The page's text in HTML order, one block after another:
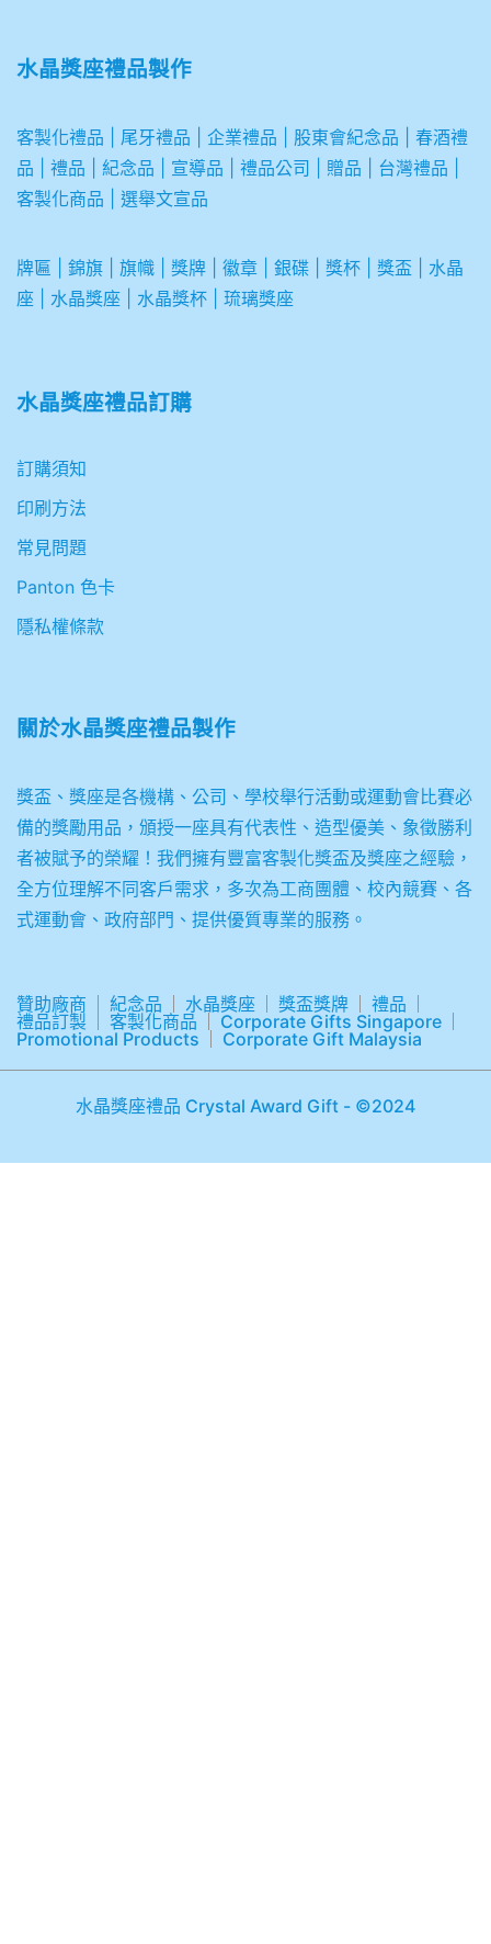
水晶獎座禮品製作
客製化禮品 尾牙禮品 企業禮品 股東會紀念品
春酒禮
品
禮品 紀念品 宣導品 禮品公司 贈品 台灣禮品
客製化商品
選舉文宣品
牌匾 錦旗 旗幟 獎牌 徽章 銀碟 獎杯 獎盃
水晶
座
水晶獎座 水晶獎杯 琉璃獎座
水晶獎座禮品訂購
訂購須知
印刷方法
常見問題
Panton 色卡
隱私權條款
關於水晶獎座禮品製作
獎盃、獎座是各機構、公司、學校舉行活動或運動會比賽必
備的獎勵用品，頒授一座具有代表性、造型優美、象徵勝利
者被賦予的榮耀！我們擁有豐富客製化獎盃及獎座之經驗，
全方位理解不同客戶需求，多次為工商團體、校內競賽、各
式運動會、政府部門、提供優質專業的服務。
贊助廠商 紀念品 水晶獎座 獎盃獎牌
禮品
禮品訂製
客製化商品
Corporate Gifts Singapore
Promotional Products
Corporate Gift Malaysia
水晶獎座禮品 Crystal Award Gift - ©2024